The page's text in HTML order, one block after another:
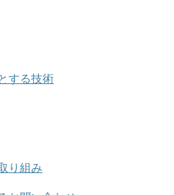
する技術
り組み